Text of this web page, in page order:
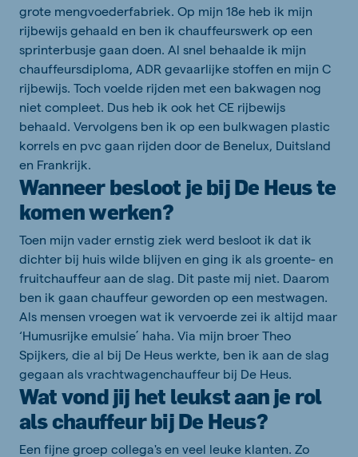
grote mengvoederfabriek. Op mijn 18e heb ik mijn
rijbewijs gehaald en ben ik chauffeurswerk op een
sprinterbusje gaan doen. Al snel behaalde ik mijn
chauffeursdiploma, ADR gevaarlijke stoffen en mijn C
rijbewijs. Toch voelde rijden met een bakwagen nog
niet compleet. Dus heb ik ook het CE rijbewijs
behaald. Vervolgens ben ik op een bulkwagen plastic
korrels en pvc gaan rijden door de Benelux, Duitsland
en Frankrijk.
Wanneer besloot je bij De Heus te
komen werken?
Toen mijn vader ernstig ziek werd besloot ik dat ik
dichter bij huis wilde blijven en ging ik als groente- en
fruitchauffeur aan de slag. Dit paste mij niet. Daarom
ben ik gaan chauffeur geworden op een mestwagen.
Als mensen vroegen wat ik vervoerde zei ik altijd maar
‘Humusrijke emulsie’ haha. Via mijn broer Theo
Spijkers, die al bij De Heus werkte, ben ik aan de slag
gegaan als vrachtwagenchauffeur bij De Heus.
Wat vond jij het leukst aan je rol
als chauffeur bij De Heus?
Een fijne groep collega's en veel leuke klanten. Zo